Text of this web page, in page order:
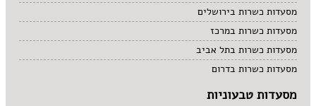
מסעדות כשרות בירושלים
מסעדות כשרות במרכז
מסעדות כשרות בתל אביב
מסעדות כשרות בדרום
מסעדות טבעוניות